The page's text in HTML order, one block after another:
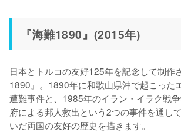
『海難1890』(2015年)
日本とトルコの友好125年を記念して制作
1890』。1890年に和歌山県沖で起こった
遭難事件と、1985年のイラン・イラク戦
府による邦人救出という2つの事件を通し
いだ両国の友好の歴史を描きます。